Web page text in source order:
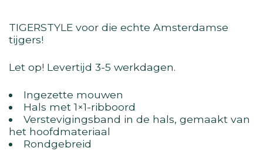
TIGERSTYLE voor die echte Amsterdamse
tijgers!
Let op! Levertijd 3-5 werkdagen.
Ingezette mouwen
Hals met 1×1-ribboord
Verste­vig­ing­sband in de hals, gemaakt van
het hoofdmateriaal
Rondgebreid